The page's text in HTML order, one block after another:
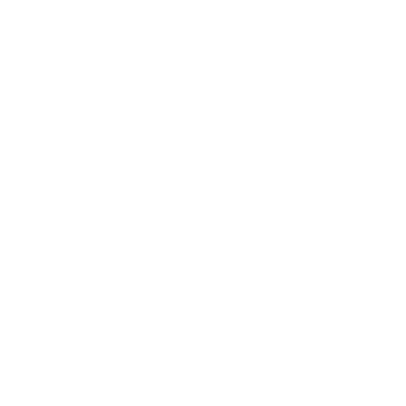
de telefon mobil, înregistrat în sistemele informaționale ale
în parte fiind necesară parcurgerea procedurii stabilite de
cerințe minime de software/hardware pentru dispozitivul
Aplicație sau prin apel la Serviciul Suport Clienți 24/24, la oricare
descrise în secțiunea 3.
ce exclude accesul persoanelor terțe la acestea, de
persoane terțe.
cu acestea.
cardului nu a efectuat o astfel de înregistrare.
și atunci când intenționează să dezactiveze metodele de